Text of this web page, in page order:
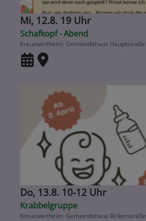
Mi, 12.8. 19 Uhr
Schafkopf - Abend
Kreuzwertheim Gemeindehaus Hauptstraße
Do, 13.8. 10-12 Uhr
Krabbelgruppe
Kreuzwertheim Gemeindehaus Birkenstraße